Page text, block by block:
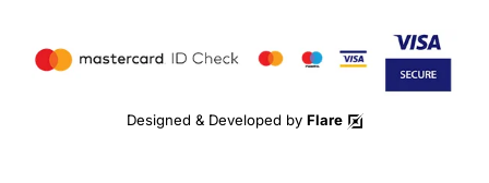
Designed & Developed by Flare